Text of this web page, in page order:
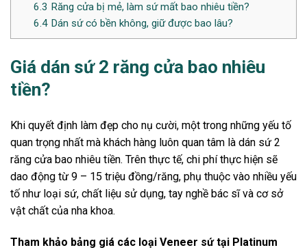
6.3 Răng cửa bị mẻ, làm sứ mất bao nhiêu tiền?
6.4Dán sứ có bền không, giữ được bao lâu?
Giá dán sứ 2 răng cửa bao nhiêu
tiền?
Khi quyết định làm đẹp cho nụ cười, một trong những yếu tố
quan trọng nhất mà khách hàng luôn quan tâm là dán sứ 2
răng cửa bao nhiêu tiền. Trên thực tế, chi phí thực hiện sẽ
dao động từ 9 – 15 triệu đồng/răng, phụ thuộc vào nhiều yếu
tố như loại sứ, chất liệu sử dụng, tay nghề bác sĩ và cơ sở
vật chất của nha khoa.
Tham khảo bảng giá các loại Veneer sứ tại Platinum